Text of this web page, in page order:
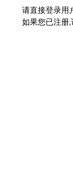
请直接登录用
如果您已注册